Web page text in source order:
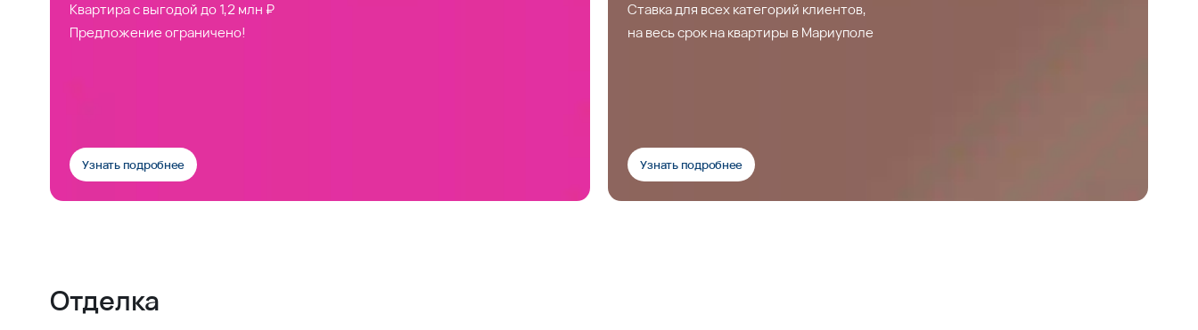
Квартира с выгодой до 1,2 млн ₽
Предложение ограничено!
Узнать подробнее
Ставка для всех категорий клиентов,
на весь срок на квартиры в Мариуполе
Узнать подробнее
Отделка